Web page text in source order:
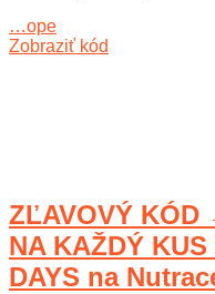
…ope
Zobraziť kód
ZĽAVOVÝ KÓD
NA KAŽDÝ
DAYS na